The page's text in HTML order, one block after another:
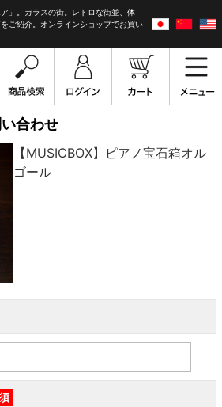
」。ガラスの街。レトロな街並、体
ご紹介。オンラインショップでお買い
合わせ
【MUSICBOX】ピアノ宝石箱オル
ゴール